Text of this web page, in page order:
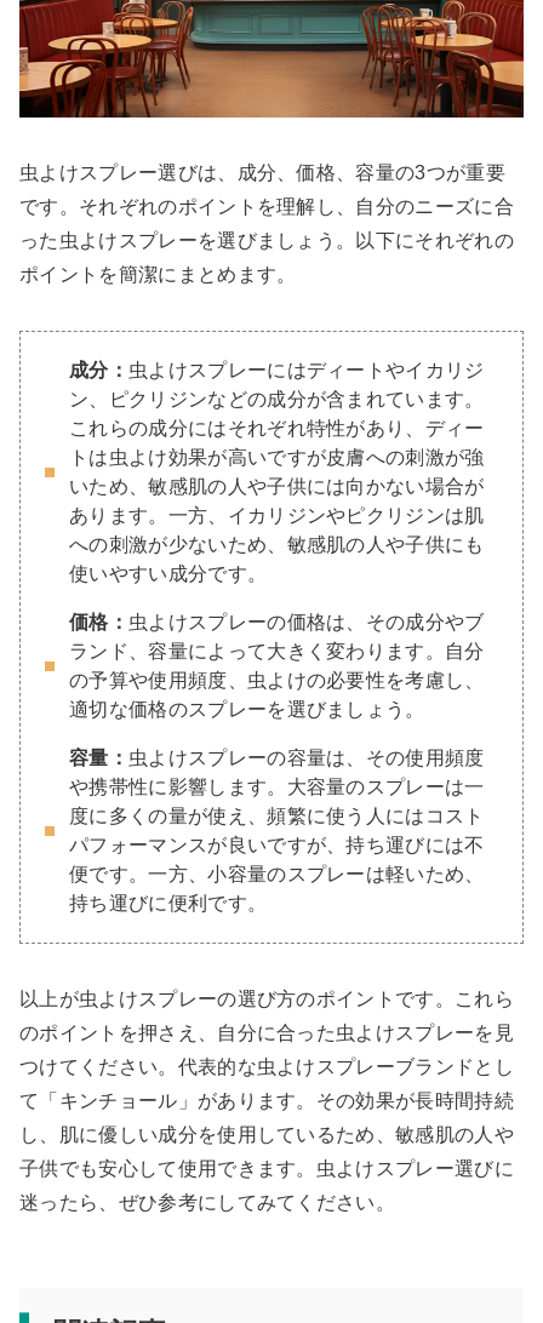
虫よけスプレー選びは、成分、価格、容量の3つが重要
です。それぞれのポイントを理解し、自分のニーズに合
った虫よけスプレーを選びましょう。以下にそれぞれの
ポイントを簡潔にまとめます。
成分： 虫よけスプレーにはディートやイカリジ
ン、ピクリジンなどの成分が含まれています。
これらの成分にはそれぞれ特性があり、ディー
トは虫よけ効果が高いですが皮膚への刺激が強
いため、敏感肌の人や子供には向かない場合が
あります。一方、イカリジンやピクリジンは肌
への刺激が少ないため、敏感肌の人や子供にも
使いやすい成分です。
価格： 虫よけスプレーの価格は、その成分やブ
ランド、容量によって大きく変わります。自分
の予算や使用頻度、虫よけの必要性を考慮し、
適切な価格のスプレーを選びましょう。
容量： 虫よけスプレーの容量は、その使用頻度
や携帯性に影響します。大容量のスプレーは一
度に多くの量が使え、頻繁に使う人にはコスト
パフォーマンスが良いですが、持ち運びには不
便です。一方、小容量のスプレーは軽いため、
持ち運びに便利です。
以上が虫よけスプレーの選び方のポイントです。これら
のポイントを押さえ、自分に合った虫よけスプレーを見
つけてください。代表的な虫よけスプレーブランドとし
て「キンチョール」があります。その効果が長時間持続
し、肌に優しい成分を使用しているため、敏感肌の人や
子供でも安心して使用できます。虫よけスプレー選びに
迷ったら、ぜひ参考にしてみてください。